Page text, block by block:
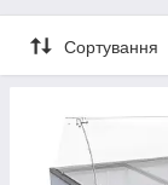
Сортування